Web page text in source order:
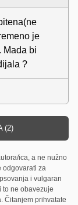
je
Mada bi
?
(2)
ica, a ne nužno
odgovarati za
i vulgaran
ne obavezuje
Čitanjem prihvatate